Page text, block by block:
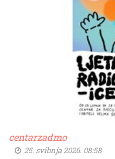
centarzadmo
25. svibnja 2026. 08:58